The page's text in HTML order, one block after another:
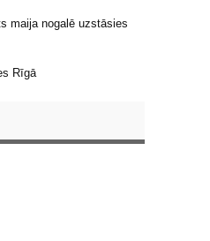
maija nogalē uzstāsies
Rīgā